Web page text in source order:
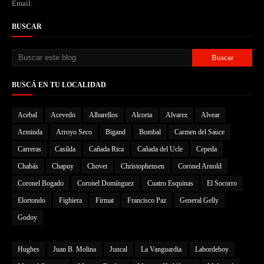
Email:
BUSCAR
BUSCÁ EN TU LOCALIDAD
Acebal Acevedo Albarellos Alcorta Alvarez Alvear
Arminda Arroyo Seco Bigand Bombal Carmen del Sauce
Carreras Casilda Cañada Rica Cañada del Ucle Cepeda
Chabás Chapuy Chovet Christophensen Coronel Arnold
Coronel Bogado Coronel Domínguez Cuatro Esquinas El Socorro
Elortondo Fighiera Firmat Francisco Paz General Gelly
Godoy
Hughes Juan B. Molina Juncal La Vanguardia Labordeboy